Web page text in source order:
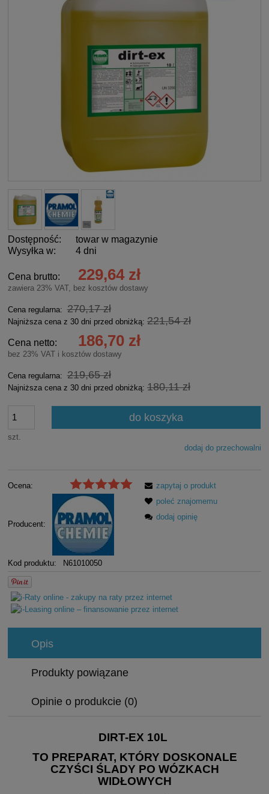
Dostępność:
towar w magazynie
Wysyłka w:
4 dni
Cena brutto: 229,64 zł
zawiera 23% VAT, bez kosztów dostawy
Cena regularna: 270,17 zł
Najniższa cena z 30 dni przed obniżką: 221,54 zł
Cena netto: 186,70 zł
bez 23% VAT i kosztów dostawy
Cena regularna: 219,65 zł
Najniższa cena z 30 dni przed obniżką: 180,11 zł
szt.
do koszyka
dodaj do przechowalni
Ocena:
Producent:
Kod produktu: N61010050
zapytaj o produkt
poleć znajomemu
dodaj opinię
Opis
Produkty powiązane
Opinie o produkcie (0)
DIRT-EX 10L
TO PREPARAT, KTÓRY DOSKONALE
CZYŚCI ŚLADY PO WÓZKACH
WIDŁOWYCH